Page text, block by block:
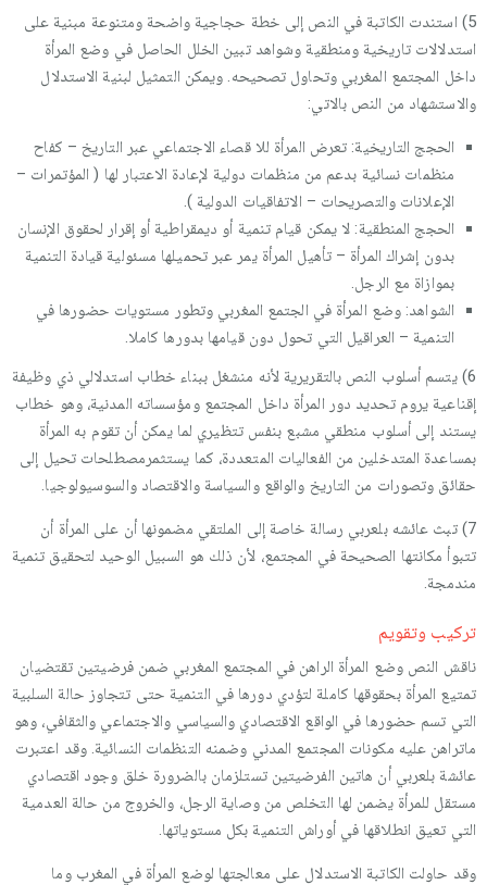
5) استندت الكاتبة في النص إلى خطة حجاجية واضحة ومتنوعة مبنية على
استدلالات تاريخية ومنطقية وشواهد تبين الخلل الحاصل في وضع المرأة
داخل المجتمع المغربي وتحاول تصحيحه. ويمكن التمثيل لبنية الاستدلال
والاستشهاد من النص بالاتي:
الحجج التاريخية: تعرض المرأة للا قصاء الاجتماعي عبر التاريخ – كفاح
منظمات نسائية بدعم من منظمات دولية لإعادة الاعتبار لها ( المؤتمرات –
الإعلانات والتصريحات – الاتفاقيات الدولية ).
الحجج المنطقية: لا يمكن قيام تنمية أو ديمقراطية أو إقرار لحقوق الإنسان
بدون إشراك المرأة – تأهيل المرأة يمر عبر تحميلها مسئولية قيادة التنمية
بموازاة مع الرجل.
الشواهد: وضع المرأة في الجتمع المغربي وتطور مستويات حضورها في
التنمية – العراقيل التي تحول دون قيامها بدورها كاملا.
6) يتسم أسلوب النص بالتقريرية لأنه منشغل ببناء خطاب استدلالي ذي وظيفة
إقناعية يروم تحديد دور المرأة داخل المجتمع ومؤسساته المدنية، وهو خطاب
يستند إلى أسلوب منطقي مشبع بنفس تتظيري لما يمكن أن تقوم به المرأة
بمساعدة المتدخلين من الفعاليات المتعددة، كما يستثمرمصطلحات تحيل إلى
حقائق وتصورات من التاريخ والواقع والسياسة والاقتصاد والسوسيولوجيا.
7) تبث عائشه بلعربي رسالة خاصة إلى الملتقي مضمونها أن على المرأة أن
تتبوأ مكانتها الصحيحة في المجتمع، لأن ذلك هو السبيل الوحيد لتحقيق تنمية
مندمجة.
تركيب وتقويم
ناقش النص وضع المرأة الراهن في المجتمع المغربي ضمن فرضيتين تقتضيان
تمتيع المرأة بحقوقها كاملة لتؤدي دورها في التنمية حتى تتجاوز حالة السلبية
التي تسم حضورها في الواقع الاقتصادي والسياسي والاجتماعي والثقافي، وهو
ماتراهن عليه مكونات المجتمع المدني وضمنه التنظمات النسائية. وقد اعتبرت
عائشة بلعربي أن هاتين الفرضيتين تستلزمان بالضرورة خلق وجود اقتصادي
مستقل للمرأة يضمن لها التخلص من وصاية الرجل، والخروج من حالة العدمية
التي تعيق انطلاقها في أوراش التنمية بكل مستوياتها.
وقد حاولت الكاتبة الاستدلال على معالجتها لوضع المرأة في المغرب وما